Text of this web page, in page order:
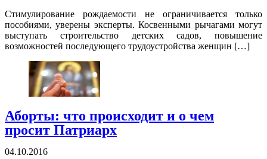
Стимулирование рождаемости не ограничивается только
пособиями, уверены эксперты. Косвенными рычагами могут
выступать строительство детских садов, повышение
возможностей последующего трудоустройства женщин […]
Аборты: что происходит и о чем
просит Патриарх
04.10.2016